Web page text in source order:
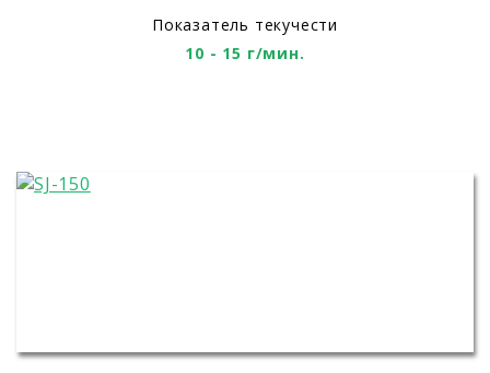
Показатель текучести
10 - 15 г/мин.